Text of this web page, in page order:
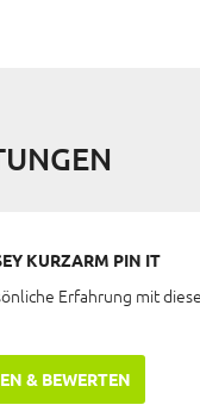
KURZARM PIN IT
Erfahrung mit
& BEWERTEN